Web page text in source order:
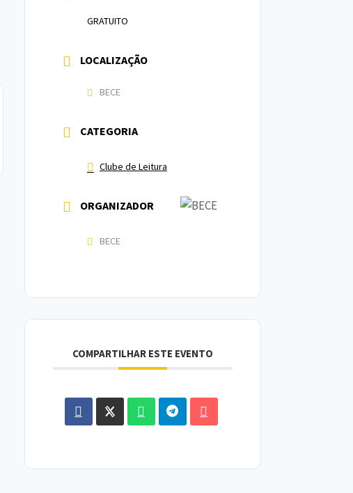
GRATUITO
LOCALIZAÇÃO
BECE
CATEGORIA
Clube de Leitura
ORGANIZADOR
BECE
COMPARTILHAR ESTE EVENTO